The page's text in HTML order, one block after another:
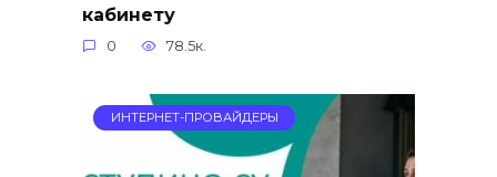
кабинету
0 78.5к.
ИНТЕРНЕТ-ПРОВАЙДЕРЫ